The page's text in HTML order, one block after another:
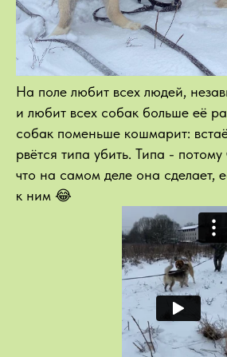
На поле любит всех людей,
и любит всех собак больше её
собак поменьше кошмарит:
рвётся типа убить. Типа -
что на самом деле она сделает,
к ним 😂